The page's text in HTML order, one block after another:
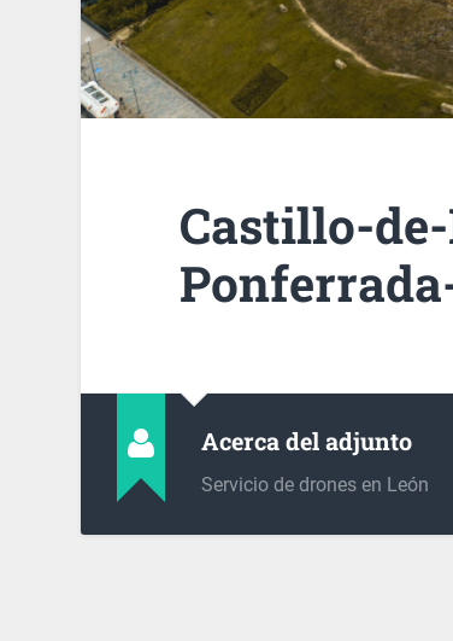
Castillo-
Acerca del adjunto
Servicio de drones en León